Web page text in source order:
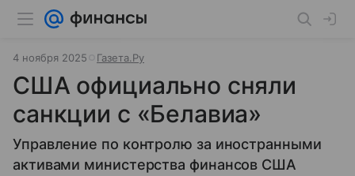
4 ноября 2025 Газета.Ру
США официально сняли
санкции с «Белавиа»
Управление по контролю за иностранными
активами министерства финансов США